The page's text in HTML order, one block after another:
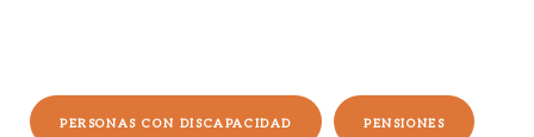
PERSONAS CON DISCAPACIDAD PENSIONES